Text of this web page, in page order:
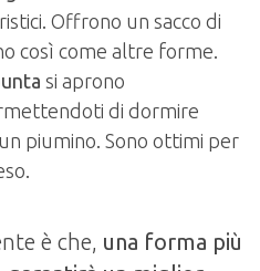
Offrono un sacco di
così come altre forme.
si aprono
di dormire
piumino. Sono ottimi per
è che, una forma più